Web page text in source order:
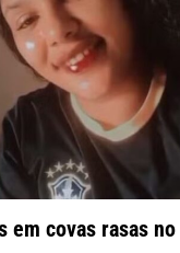
em covas rasas no